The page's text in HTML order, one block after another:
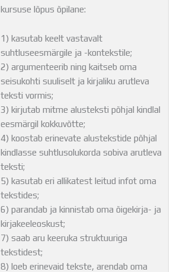
kursuse lõpus õpilane:
1) kasutab keelt vastavalt
suhtluseesmärgile ja -kontekstile;
2) argumenteerib ning kaitseb oma
seisukohti suuliselt ja kirjaliku arutleva
teksti vormis;
3) kirjutab mitme alusteksti põhjal kindlal
eesmärgil kokkuvõtte;
4) koostab erinevate alustekstide põhjal
kindlasse suhtlusolukorda sobiva arutleva
teksti;
5) kasutab eri allikatest leitud infot oma
tekstides;
6) parandab ja kinnistab oma õigekirja- ja
kirjakeeleoskust;
7) saab aru keeruka struktuuriga
tekstidest;
8) loeb erinevaid tekste, arendab oma